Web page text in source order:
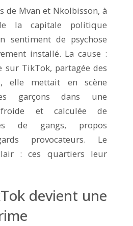
de Mvan et Nkolbisson, à
la capitale politique
sentiment de psychose
installé. La cause :
sur TikTok, partagée des
elle mettait en scène
garçons dans une
froide et calculée de
de gangs, propos
provocateurs. Le
: ces quartiers leur
devient une